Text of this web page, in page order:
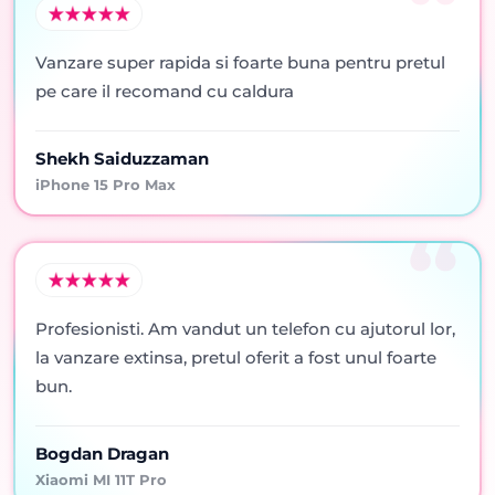
Vanzare super rapida si foarte buna pentru pretul
pe care il recomand cu caldura
Shekh Saiduzzaman
iPhone 15 Pro Max
Profesionisti. Am vandut un telefon cu ajutorul lor,
la vanzare extinsa, pretul oferit a fost unul foarte
bun.
Bogdan Dragan
Xiaomi MI 11T Pro